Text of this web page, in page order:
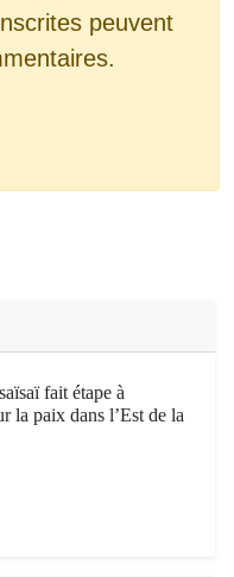
peuvent
fait étape à
la paix dans l’Est de la